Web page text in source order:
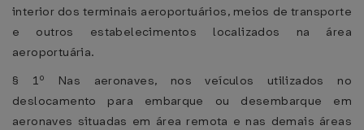
interior dos terminais aeroportuários, meios de transporte
e outros estabelecimentos localizados na área
aeroportuária.
§ 1º Nas aeronaves, nos veículos utilizados no
deslocamento para embarque ou desembarque em
aeronaves situadas em área remota e nas demais áreas